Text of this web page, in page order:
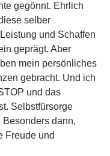
gegönnt. Ehrlich
selber
und Schaffen
geprägt. Aber
mein persönliches
gebracht. Und ich
und das
Selbstfürsorge
dann,
Freude und